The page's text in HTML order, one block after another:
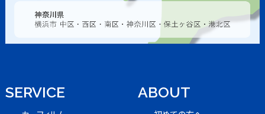
SERVICE ABOUT